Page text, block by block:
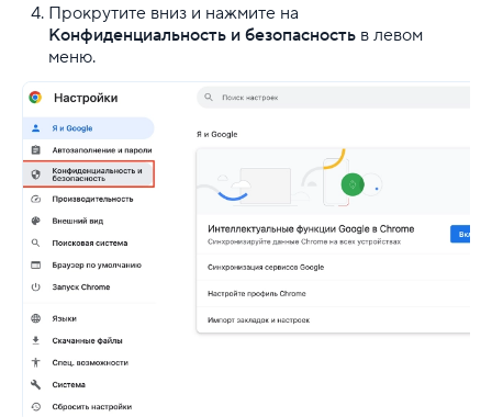
Прокрутите вниз и нажмите на
Конфиденциальность и безопасность в левом
меню.